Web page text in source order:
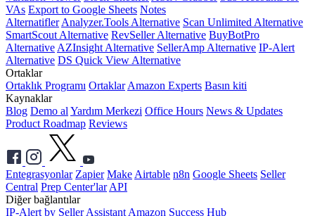
VAs Export to Google Sheets Notes
Alternatifler Analyzer.Tools Alternative Scan Unlimited Alternative
SmartScout Alternative RevSeller Alternative BuyBotPro
Alternative AZInsight Alternative SellerAmp Alternative IP-Alert
Alternative DS Quick View Alternative
Ortaklar
Ortaklık Programı Ortaklar Amazon Experts Basın kiti
Kaynaklar
Blog Demo al Yardım Merkezi Office Hours News & Updates
Product Roadmap Reviews
Entegrasyonlar Zapier Make Airtable n8n Google Sheets Seller
Central Prep Center'lar API
Diğer bağlantılar
IP-Alert by Seller Assistant Amazon Success Hub